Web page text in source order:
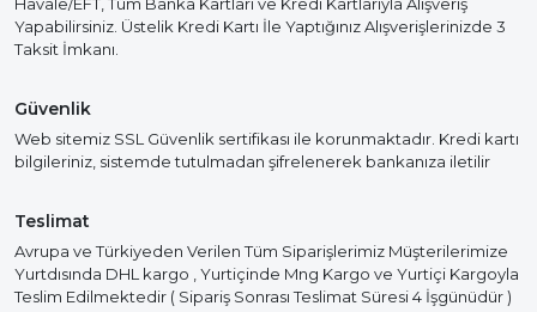
Yapabilirsiniz. Üstelik Kredi Kartı İle Yaptığınız Alışverişlerinizde 3
Taksit İmkanı.
Güvenlik
Web sitemiz SSL Güvenlik sertifikası ile korunmaktadır. Kredi kartı
bilgileriniz, sistemde tutulmadan şifrelenerek bankanıza iletilir
Teslimat
Avrupa ve Türkiyeden Verilen Tüm Siparişlerimiz Müşterilerimize
Yurtdısında DHL kargo , Yurtiçinde Mng Kargo ve Yurtiçi Kargoyla
Teslim Edilmektedir ( Sipariş Sonrası Teslimat Süresi 4 İşgünüdür )